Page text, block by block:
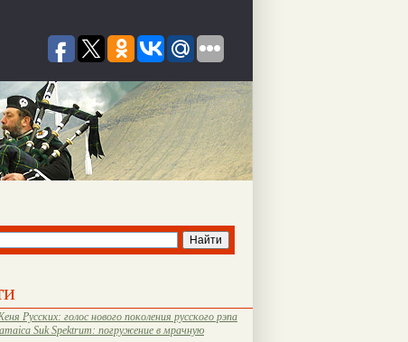
Русских: голос нового поколения русского рэпа
Suk Spektrum: погружение в мрачную